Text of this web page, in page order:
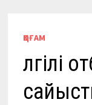
ҚОҒАМ
Үлгілі